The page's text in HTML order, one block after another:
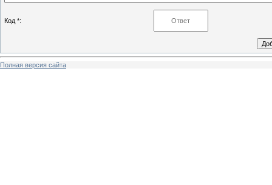
Код *:
Полная версия сайта